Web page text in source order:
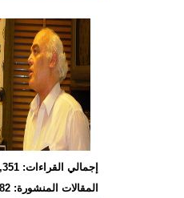
إجمالي القراءات: 5,106,351
المقالات المنشورة: 882